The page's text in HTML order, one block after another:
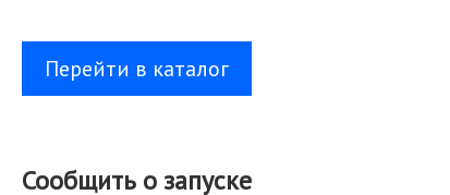
Перейти в каталог
Сообщить о запуске